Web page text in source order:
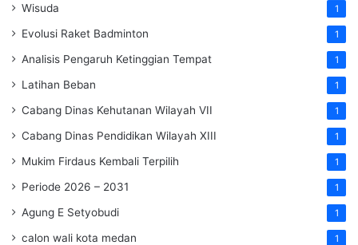
Wisuda 1
Evolusi Raket Badminton 1
Analisis Pengaruh Ketinggian Tempat 1
Latihan Beban 1
Cabang Dinas Kehutanan Wilayah VII 1
Cabang Dinas Pendidikan Wilayah XIII 1
Mukim Firdaus Kembali Terpilih 1
Periode 2026 – 2031 1
Agung E Setyobudi 1
calon wali kota medan 1